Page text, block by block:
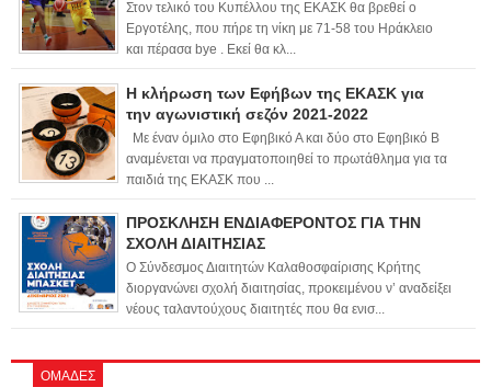
Στον τελικό του Κυπέλλου της ΕΚΑΣΚ θα βρεθεί ο
Εργοτέλης, που πήρε τη νίκη με 71-58 του Ηράκλειο
και πέρασα bye . Εκεί θα κλ...
Η κλήρωση των Εφήβων της ΕΚΑΣΚ για
την αγωνιστική σεζόν 2021-2022
Με έναν όμιλο στο Εφηβικό Α και δύο στο Εφηβικό Β
αναμένεται να πραγματοποιηθεί το πρωτάθλημα για τα
παιδιά της ΕΚΑΣΚ που ...
ΠΡΟΣΚΛΗΣΗ ΕΝΔΙΑΦΕΡΟΝΤΟΣ ΓΙΑ ΤΗΝ
ΣΧΟΛΗ ΔΙΑΙΤΗΣΙΑΣ
Ο Σύνδεσμος Διαιτητών Καλαθοσφαίρισης Κρήτης
διοργανώνει σχολή διαιτησίας, προκειμένου ν’ αναδείξει
νέους ταλαντούχους διαιτητές που θα ενισ...
ΟΜΑΔΕΣ